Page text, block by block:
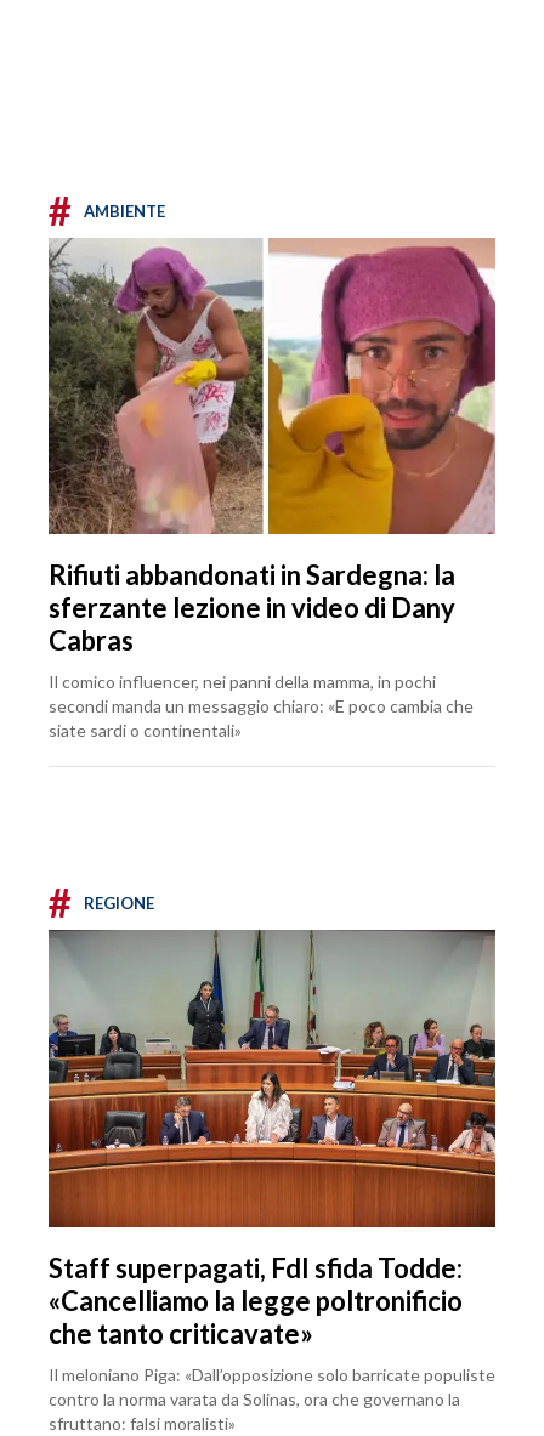
# AMBIENTE
Rifiuti abbandonati in Sardegna: la
sferzante lezione in video di Dany
Cabras
Il comico influencer, nei panni della mamma, in pochi
secondi manda un messaggio chiaro: «E poco cambia che
siate sardi o continentali»
# REGIONE
Staff superpagati, FdI sfida Todde:
«Cancelliamo la legge poltronificio
che tanto criticavate»
Il meloniano Piga: «Dall’opposizione solo barricate populiste
contro la norma varata da Solinas, ora che governano la
sfruttano: falsi moralisti»